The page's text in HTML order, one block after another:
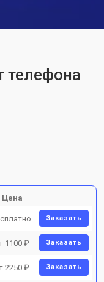
телефона
Цена
Заказать
1100 ₽ Заказать
2250 ₽ Заказать